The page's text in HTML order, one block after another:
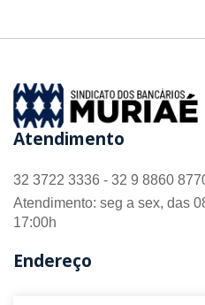
Atendimento
32 3722 3336 - 32 9 8860
Atendimento: seg a sex, das
17:00h
Endereço